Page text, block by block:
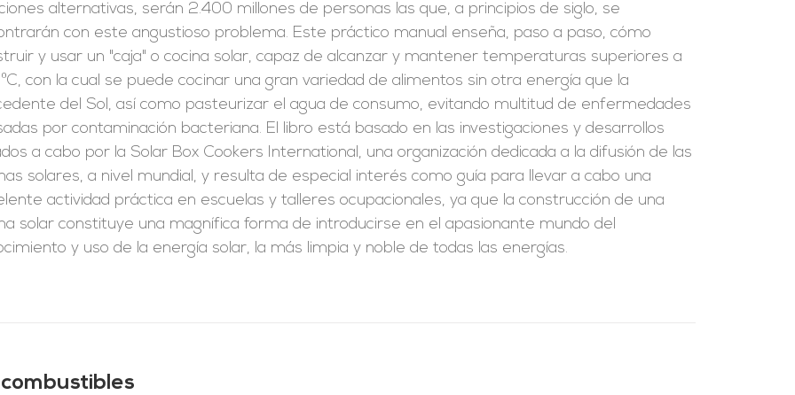
alternativas, serán 2.400 millones de personas las que, a principios de siglo, se
con este angustioso problema. Este práctico manual enseña, paso a paso, cómo
y usar un "caja" o cocina solar, capaz de alcanzar y mantener temperaturas superiores a
con la cual se puede cocinar una gran variedad de alimentos sin otra energía que la
del Sol, así como pasteurizar el agua de consumo, evitando multitud de enfermedades
por contaminación bacteriana. El libro está basado en las investigaciones y desarrollos
a cabo por la Solar Box Cookers International, una organización dedicada a la difusión de las
solares, a nivel mundial, y resulta de especial interés como guía para llevar a cabo una
actividad práctica en escuelas y talleres ocupacionales, ya que la construcción de una
solar constituye una magnífica forma de introducirse en el apasionante mundo del
y uso de la energía solar, la más limpia y noble de todas las energías.